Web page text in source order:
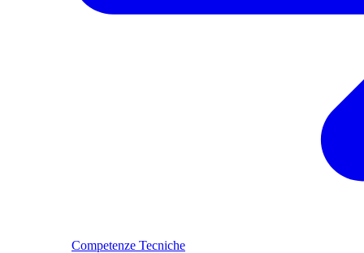
Competenze Tecniche